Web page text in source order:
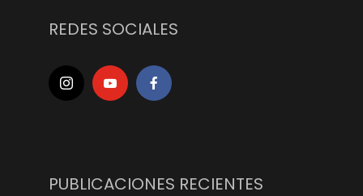
REDES SOCIALES
PUBLICACIONES RECIENTES